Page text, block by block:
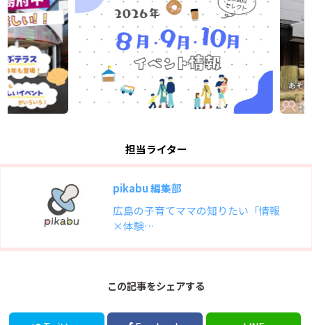
担当ライター
pikabu 編集部
広島の子育てママの知りたい「情報
×体験…
この記事をシェアする